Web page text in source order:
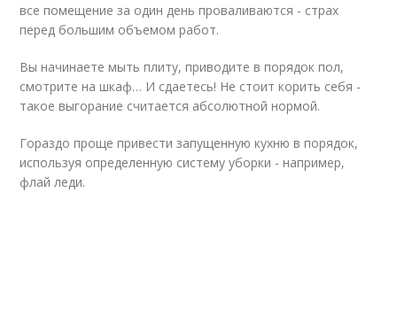
все помещение за один день проваливаются - страх
перед большим объемом работ.
Вы начинаете мыть плиту, приводите в порядок пол,
смотрите на шкаф… И сдаетесь! Не стоит корить себя -
такое выгорание считается абсолютной нормой.
Гораздо проще привести запущенную кухню в порядок,
используя определенную систему уборки - например,
флай леди.